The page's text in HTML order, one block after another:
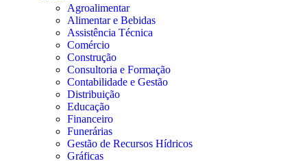
Agroalimentar
Alimentar e Bebidas
Assistência Técnica
Comércio
Construção
Consultoria e Formação
Contabilidade e Gestão
Distribuição
Educação
Financeiro
Funerárias
Gestão de Recursos Hídricos
Gráficas